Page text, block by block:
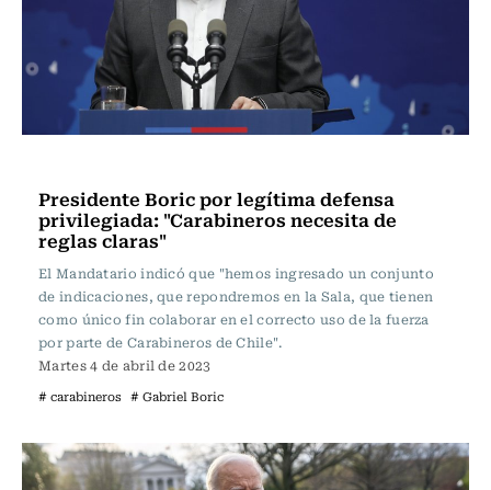
Presidente Boric por legítima defensa
privilegiada: "Carabineros necesita de
reglas claras"
El Mandatario indicó que "hemos ingresado un conjunto
de indicaciones, que repondremos en la Sala, que tienen
como único fin colaborar en el correcto uso de la fuerza
por parte de Carabineros de Chile".
Martes 4 de abril de 2023
# carabineros # Gabriel Boric